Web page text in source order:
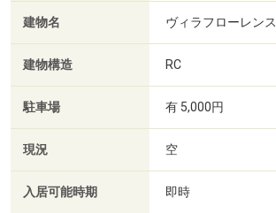
建物名 ヴィラフローレンス
建物構造 RC
駐車場 有 5,000円
現況 空
入居可能時期 即時